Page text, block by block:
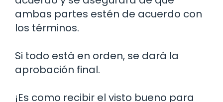
ambas partes estén de acuerdo con
los términos.
Si todo está en orden, se dará la
aprobación final.
¡Es como recibir el visto bueno para